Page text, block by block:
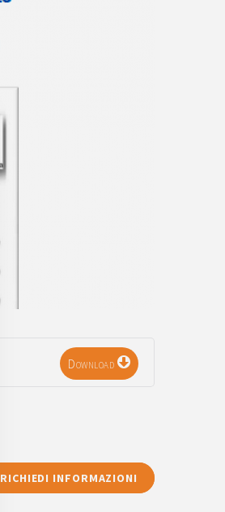
Download
RICHIEDI INFORMAZIONI